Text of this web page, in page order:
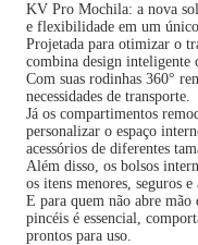
KV Pro Mochila: a nova
e flexibilidade em um
Projetada para otimizar o
combina design inteligente
Com suas rodinhas 360°
necessidades de transporte.
Já os compartimentos
personalizar o espaço
acessórios de diferentes
Além disso, os bolsos
os itens menores, seguros e
E para quem não abre
pincéis é essencial,
prontos para uso.